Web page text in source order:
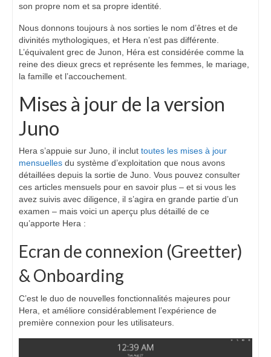
son propre nom et sa propre identité.
Nous donnons toujours à nos sorties le nom d’êtres et de
divinités mythologiques, et Hera n’est pas différente.
L’équivalent grec de Junon, Héra est considérée comme la
reine des dieux grecs et représente les femmes, le mariage,
la famille et l’accouchement.
Mises à jour de la version
Juno
Hera s’appuie sur Juno, il inclut toutes les mises à jour
mensuelles du système d’exploitation que nous avons
détaillées depuis la sortie de Juno. Vous pouvez consulter
ces articles mensuels pour en savoir plus – et si vous les
avez suivis avec diligence, il s’agira en grande partie d’un
examen – mais voici un aperçu plus détaillé de ce
qu’apporte Hera :
Ecran de connexion (Greetter)
& Onboarding
C’est le duo de nouvelles fonctionnalités majeures pour
Hera, et améliore considérablement l’expérience de
première connexion pour les utilisateurs.